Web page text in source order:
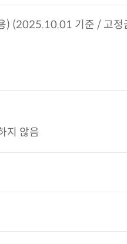
) (2025.10.01 기준 / 고정
지 않음